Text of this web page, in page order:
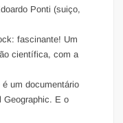
Ponti (suiço,
fascinante! Um
científica, com a
é um documentário
Geographic. E o